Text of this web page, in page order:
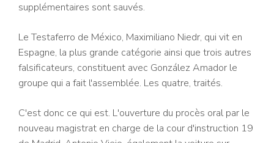
supplémentaires sont sauvés.
Le Testaferro de México, Maximiliano Niedr, qui vit en
Espagne, la plus grande catégorie ainsi que trois autres
falsificateurs, constituent avec González Amador le
groupe qui a fait l'assemblée. Les quatre, traités.
C'est donc ce qui est. L'ouverture du procès oral par le
nouveau magistrat en charge de la cour d'instruction 19